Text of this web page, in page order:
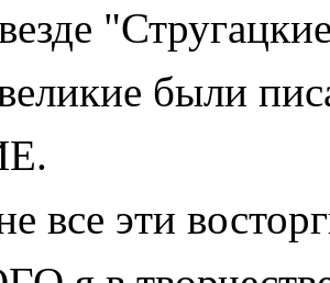
были
все эти